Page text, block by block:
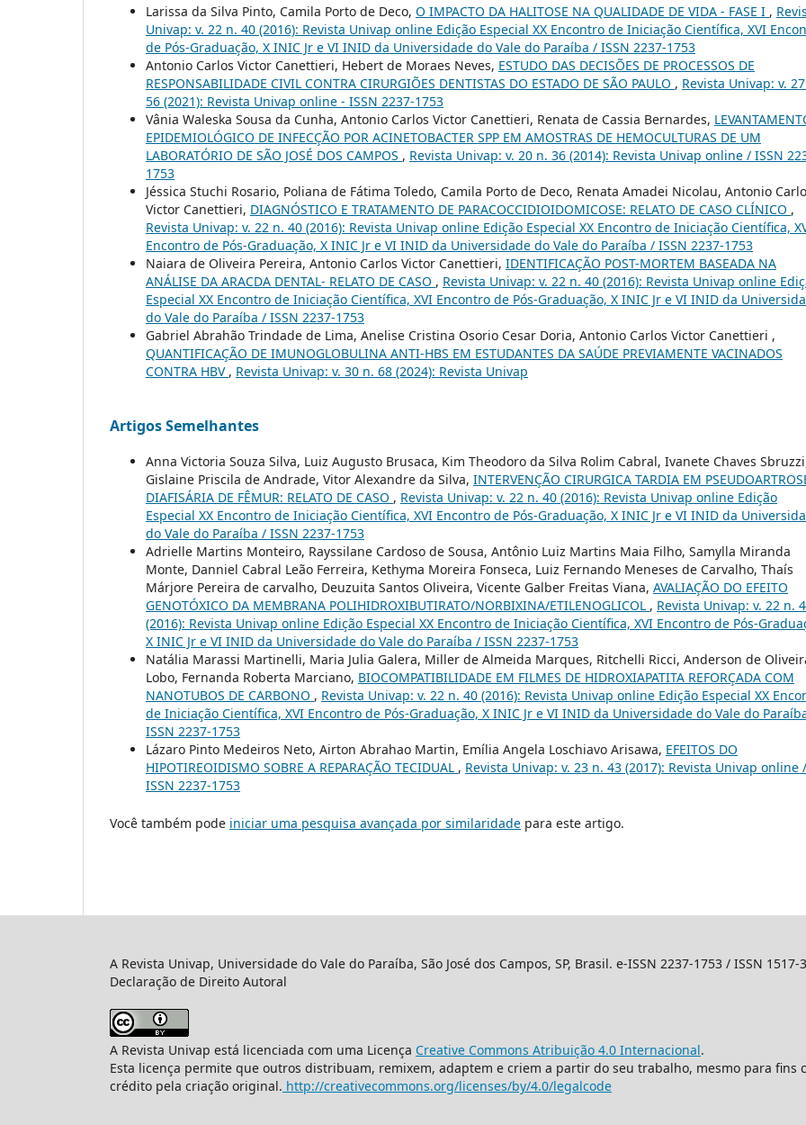
Larissa da Silva Pinto, Camila Porto de Deco, O IMPACTO DA HALITOSE NA QUALIDADE DE VIDA - FASE I ,
Univap: v. 22 n. 40 (2016): Revista Univap online Edição Especial XX Encontro de Iniciação Científica, XVI
de Pós-Graduação, X INIC Jr e VI INID da Universidade do Vale do Paraíba / ISSN 2237-1753
Antonio Carlos Victor Canettieri, Hebert de Moraes Neves, ESTUDO DAS DECISÕES DE PROCESSOS DE
RESPONSABILIDADE CIVIL CONTRA CIRURGIÕES DENTISTAS DO ESTADO DE SÃO PAULO , Revista Univap: v.
56 (2021): Revista Univap online - ISSN 2237-1753
Vânia Waleska Sousa da Cunha, Antonio Carlos Victor Canettieri, Renata de Cassia Bernardes,
EPIDEMIOLÓGICO DE INFECÇÃO POR ACINETOBACTER SPP EM AMOSTRAS DE HEMOCULTURAS DE UM
LABORATÓRIO DE SÃO JOSÉ DOS CAMPOS , Revista Univap: v. 20 n. 36 (2014): Revista Univap online / ISSN
1753
Jéssica Stuchi Rosario, Poliana de Fátima Toledo, Camila Porto de Deco, Renata Amadei Nicolau, Antonio
Victor Canettieri, DIAGNÓSTICO E TRATAMENTO DE PARACOCCIDIOIDOMICOSE: RELATO DE CASO CLÍNICO ,
Revista Univap: v. 22 n. 40 (2016): Revista Univap online Edição Especial XX Encontro de Iniciação Científica,
Encontro de Pós-Graduação, X INIC Jr e VI INID da Universidade do Vale do Paraíba / ISSN 2237-1753
Naiara de Oliveira Pereira, Antonio Carlos Victor Canettieri, IDENTIFICAÇÃO POST-MORTEM BASEADA NA
ANÁLISE DA ARACDA DENTAL- RELATO DE CASO , Revista Univap: v. 22 n. 40 (2016): Revista Univap online
Especial XX Encontro de Iniciação Científica, XVI Encontro de Pós-Graduação, X INIC Jr e VI INID da
do Vale do Paraíba / ISSN 2237-1753
Gabriel Abrahão Trindade de Lima, Anelise Cristina Osorio Cesar Doria, Antonio Carlos Victor Canettieri ,
QUANTIFICAÇÃO DE IMUNOGLOBULINA ANTI-HBS EM ESTUDANTES DA SAÚDE PREVIAMENTE VACINADOS
CONTRA HBV , Revista Univap: v. 30 n. 68 (2024): Revista Univap
Artigos Semelhantes
Anna Victoria Souza Silva, Luiz Augusto Brusaca, Kim Theodoro da Silva Rolim Cabral, Ivanete Chaves
Gislaine Priscila de Andrade, Vitor Alexandre da Silva, INTERVENÇÃO CIRURGICA TARDIA EM
DIAFISÁRIA DE FÊMUR: RELATO DE CASO , Revista Univap: v. 22 n. 40 (2016): Revista Univap online Edição
Especial XX Encontro de Iniciação Científica, XVI Encontro de Pós-Graduação, X INIC Jr e VI INID da
do Vale do Paraíba / ISSN 2237-1753
Adrielle Martins Monteiro, Rayssilane Cardoso de Sousa, Antônio Luiz Martins Maia Filho, Samylla Miranda
Monte, Danniel Cabral Leão Ferreira, Kethyma Moreira Fonseca, Luiz Fernando Meneses de Carvalho, Thaís
Márjore Pereira de carvalho, Deuzuita Santos Oliveira, Vicente Galber Freitas Viana, AVALIAÇÃO DO EFEITO
GENOTÓXICO DA MEMBRANA POLIHIDROXIBUTIRATO/NORBIXINA/ETILENOGLICOL , Revista Univap: v. 22 n.
(2016): Revista Univap online Edição Especial XX Encontro de Iniciação Científica, XVI Encontro de Pós-
X INIC Jr e VI INID da Universidade do Vale do Paraíba / ISSN 2237-1753
Natália Marassi Martinelli, Maria Julia Galera, Miller de Almeida Marques, Ritchelli Ricci, Anderson de
Lobo, Fernanda Roberta Marciano, BIOCOMPATIBILIDADE EM FILMES DE HIDROXIAPATITA REFORÇADA COM
NANOTUBOS DE CARBONO , Revista Univap: v. 22 n. 40 (2016): Revista Univap online Edição Especial XX
de Iniciação Científica, XVI Encontro de Pós-Graduação, X INIC Jr e VI INID da Universidade do Vale do
ISSN 2237-1753
Lázaro Pinto Medeiros Neto, Airton Abrahao Martin, Emília Angela Loschiavo Arisawa, EFEITOS DO
HIPOTIREOIDISMO SOBRE A REPARAÇÃO TECIDUAL , Revista Univap: v. 23 n. 43 (2017): Revista Univap online /
ISSN 2237-1753
Você também pode iniciar uma pesquisa avançada por similaridade para este artigo.
A Revista Univap, Universidade do Vale do Paraíba, São José dos Campos, SP, Brasil. e-ISSN 2237-1753 / ISSN 1517-
Declaração de Direito Autoral
A Revista Univap está licenciada com uma Licença Creative Commons Atribuição 4.0 Internacional.
Esta licença permite que outros distribuam, remixem, adaptem e criem a partir do seu trabalho, mesmo para fins
crédito pela criação original. http://creativecommons.org/licenses/by/4.0/legalcode